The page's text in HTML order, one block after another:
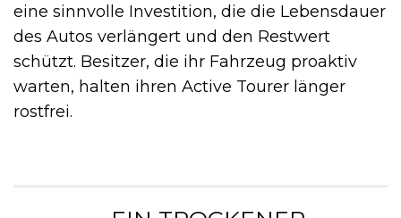
eine sinnvolle Investition, die die Lebensdauer
des Autos verlängert und den Restwert
schützt. Besitzer, die ihr Fahrzeug proaktiv
warten, halten ihren Active Tourer länger
rostfrei.